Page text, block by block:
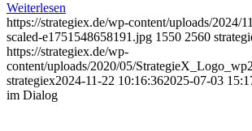
Weiterlesen
https://strategiex.de/wp-content/uploads/2024/
scaled-e1751548658191.jpg 1550 2560
https://strategiex.de/wp-
content/uploads/2020/05/
strategiex2024-11-22 10:16:362025-07-03
im Dialog